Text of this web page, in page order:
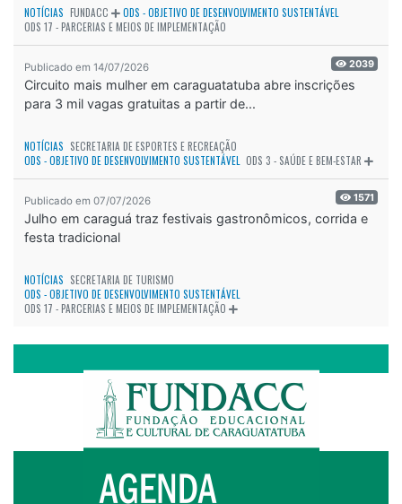
NOTÍCIAS FUNDACC
ODS - OBJETIVO DE DESENVOLVIMENTO SUSTENTÁVEL
ODS 17 - PARCERIAS E MEIOS DE IMPLEMENTAÇÃO
Publicado em 14/07/2026 2039
Circuito mais mulher em caraguatatuba abre inscrições
para 3 mil vagas gratuitas a partir de...
NOTÍCIAS SECRETARIA DE ESPORTES E RECREAÇÃO
ODS - OBJETIVO DE DESENVOLVIMENTO SUSTENTÁVEL ODS 3 - SAÚDE E BEM-ESTAR
Publicado em 07/07/2026 1571
Julho em caraguá traz festivais gastronômicos, corrida e
festa tradicional
NOTÍCIAS SECRETARIA DE TURISMO
ODS - OBJETIVO DE DESENVOLVIMENTO SUSTENTÁVEL
ODS 17 - PARCERIAS E MEIOS DE IMPLEMENTAÇÃO